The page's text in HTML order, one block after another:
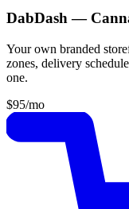
DabDash —
Your own branded
zones, delivery
one.
$95/mo